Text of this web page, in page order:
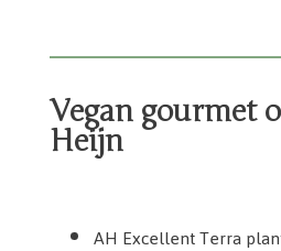
Vegan gourmet
Heijn
AH Excellent Terra